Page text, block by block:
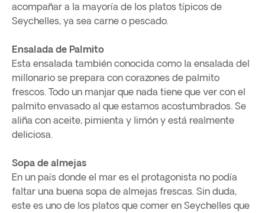
acompañar a la mayoría de los platos típicos de
Seychelles, ya sea carne o pescado.
Ensalada de Palmito
Esta ensalada también conocida como la ensalada del
millonario se prepara con corazones de palmito
frescos. Todo un manjar que nada tiene que ver con el
palmito envasado al que estamos acostumbrados. Se
aliña con aceite, pimienta y limón y está realmente
deliciosa.
Sopa de almejas
En un país donde el mar es el protagonista no podía
faltar una buena sopa de almejas frescas. Sin duda,
este es uno de los platos que comer en Seychelles que